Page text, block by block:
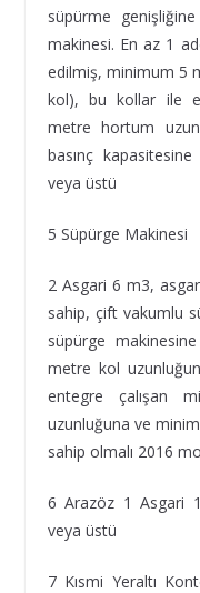
süpürme
makinesi. En az 1
edilmiş, minimum 5
kol), bu kollar ile
metre hortum
basınç
veya üstü
5 Süpürge Makinesi
2 Asgari 6 m3,
sahip, çift vakumlu
süpürge
metre kol
entegre çalışan
uzunluğuna ve
sahip olmalı 2016
6 Arazöz 1 Asgari
veya üstü
7 Kısmi Yeraltı